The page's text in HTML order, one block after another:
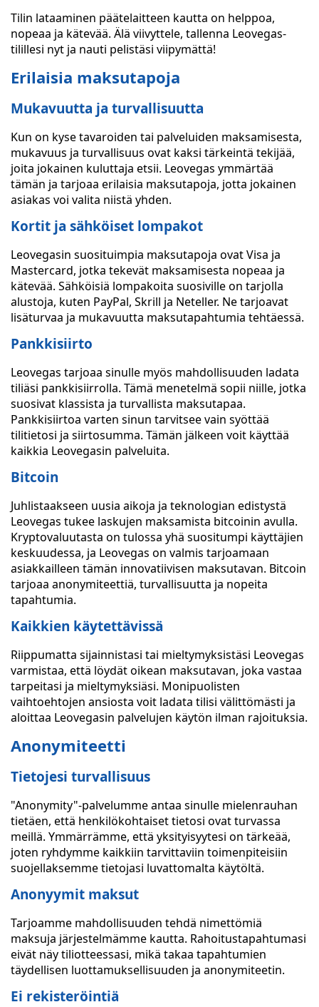
Tilin lataaminen päätelaitteen kautta on helppoa,
nopeaa ja kätevää. Älä viivyttele, tallenna Leovegas-
tilillesi nyt ja nauti pelistäsi viipymättä!
Erilaisia maksutapoja
Mukavuutta ja turvallisuutta
Kun on kyse tavaroiden tai palveluiden maksamisesta,
mukavuus ja turvallisuus ovat kaksi tärkeintä tekijää,
joita jokainen kuluttaja etsii. Leovegas ymmärtää
tämän ja tarjoaa erilaisia maksutapoja, jotta jokainen
asiakas voi valita niistä yhden.
Kortit ja sähköiset lompakot
Leovegasin suosituimpia maksutapoja ovat Visa ja
Mastercard, jotka tekevät maksamisesta nopeaa ja
kätevää. Sähköisiä lompakoita suosiville on tarjolla
alustoja, kuten PayPal, Skrill ja Neteller. Ne tarjoavat
lisäturvaa ja mukavuutta maksutapahtumia tehtäessä.
Pankkisiirto
Leovegas tarjoaa sinulle myös mahdollisuuden ladata
tiliäsi pankkisiirrolla. Tämä menetelmä sopii niille, jotka
suosivat klassista ja turvallista maksutapaa.
Pankkisiirtoa varten sinun tarvitsee vain syöttää
tilitietosi ja siirtosumma. Tämän jälkeen voit käyttää
kaikkia Leovegasin palveluita.
Bitcoin
Juhlistaakseen uusia aikoja ja teknologian edistystä
Leovegas tukee laskujen maksamista bitcoinin avulla.
Kryptovaluutasta on tulossa yhä suositumpi käyttäjien
keskuudessa, ja Leovegas on valmis tarjoamaan
asiakkailleen tämän innovatiivisen maksutavan. Bitcoin
tarjoaa anonymiteettiä, turvallisuutta ja nopeita
tapahtumia.
Kaikkien käytettävissä
Riippumatta sijainnistasi tai mieltymyksistäsi Leovegas
varmistaa, että löydät oikean maksutavan, joka vastaa
tarpeitasi ja mieltymyksiäsi. Monipuolisten
vaihtoehtojen ansiosta voit ladata tilisi välittömästi ja
aloittaa Leovegasin palvelujen käytön ilman rajoituksia.
Anonymiteetti
Tietojesi turvallisuus
"Anonymity"-palvelumme antaa sinulle mielenrauhan
tietäen, että henkilökohtaiset tietosi ovat turvassa
meillä. Ymmärrämme, että yksityisyytesi on tärkeää,
joten ryhdymme kaikkiin tarvittaviin toimenpiteisiin
suojellaksemme tietojasi luvattomalta käytöltä.
Anonyymit maksut
Tarjoamme mahdollisuuden tehdä nimettömiä
maksuja järjestelmämme kautta. Rahoitustapahtumasi
eivät näy tiliotteessasi, mikä takaa tapahtumien
täydellisen luottamuksellisuuden ja anonymiteetin.
Ei rekisteröintiä